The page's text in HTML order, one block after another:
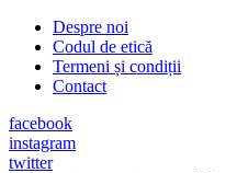
Despre noi
Codul de etică
Termeni și condiții
Contact
facebook
instagram
twitter